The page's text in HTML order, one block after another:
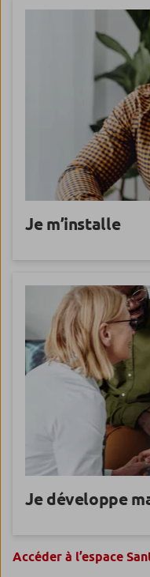
Je m’installe
Je développe
Accéder à l’espace